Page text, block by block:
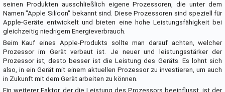
seinen Produkten ausschließlich eigene Prozessoren, die unter dem
Namen "Apple Silicon" bekannt sind. Diese Prozessoren sind speziell für
Apple-Geräte entwickelt und bieten eine hohe Leistungsfähigkeit bei
gleichzeitig niedrigem Energieverbrauch.
Beim Kauf eines Apple-Produkts sollte man darauf achten, welcher
Prozessor im Gerät verbaut ist. Je neuer und leistungsstärker der
Prozessor ist, desto besser ist die Leistung des Geräts. Es lohnt sich
also, in ein Gerät mit einem aktuellen Prozessor zu investieren, um auch
in Zukunft mit dem Gerät arbeiten zu können.
Ein weiterer Faktor, der die Leistung des Prozessors beeinflusst, ist der